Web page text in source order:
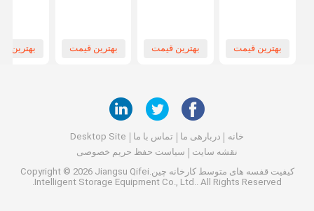
بهترین قیمت بهترین قیمت بهترین قیمت بهترین
خانه دربارهی ما تماس با ما
Desktop Site
نقشه سایت
سیاست حفظ حریم خصوصی
کیفیتقفسه های متوسط
کارخانه چین.Copyright © 2026 Jiangsu Qifei
Intelligent Storage Equipment Co., Ltd.. All Rights Reserved.